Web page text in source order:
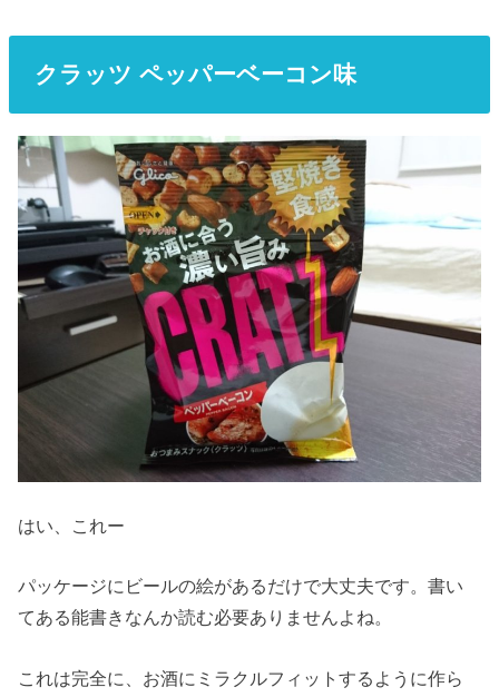
クラッツ ペッパーベーコン味
はい、これー
パッケージにビールの絵があるだけで大丈夫です。書い
てある能書きなんか読む必要ありませんよね。
これは完全に、お酒にミラクルフィットするように作ら